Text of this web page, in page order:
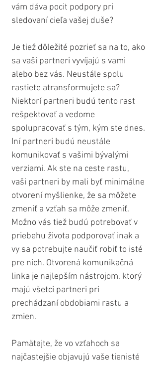
vám dáva pocit podpory pri
sledovaní cieľa vašej duše?
Je tiež dôležité pozrieť sa na to, ako
sa vaši partneri vyvíjajú s vami
alebo bez vás. Neustále spolu
rastiete atransformujete sa?
Niektorí partneri budú tento rast
rešpektovať a vedome
spolupracovať s tým, kým ste dnes.
Iní partneri budú neustále
komunikovať s vašimi bývalými
verziami. Ak ste na ceste rastu,
vaši partneri by mali byť minimálne
otvorení myšlienke, že sa môžete
zmeniť a vzťah sa môže zmeniť.
Možno vás tiež budú potrebovať v
priebehu života podporovať inak a
vy sa potrebujte naučiť robiť to isté
pre nich. Otvorená komunikačná
linka je najlepším nástrojom, ktorý
majú všetci partneri pri
prechádzaní obdobiami rastu a
zmien.
Pamätajte, že vo vzťahoch sa
najčastejšie objavujú vaše tienisté